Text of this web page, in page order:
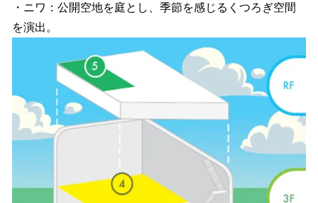
・ニワ：公開空地を庭とし、季節を感じるくつろぎ空間
を演出。